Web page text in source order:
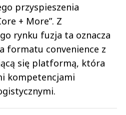
przyspieszenia
+ More”. Z
rynku fuzja ta oznacza
formatu convenience z
się platformą, która
kompetencjami